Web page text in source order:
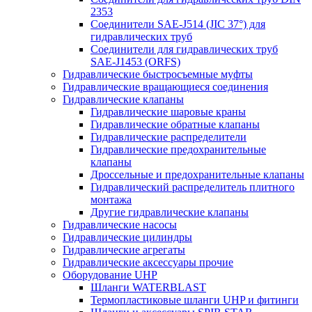
2353
Соединители SAE-J514 (JIC 37°) для
гидравлических труб
Соединители для гидравлических труб
SAE-J1453 (ORFS)
Гидравлические быстросъемные муфты
Гидравлические вращающиеся соединения
Гидравлические клапаны
Гидравлические шаровые краны
Гидравлические обратные клапаны
Гидравлические распределители
Гидравлические предохранительные
клапаны
Дроссельные и предохранительные клапаны
Гидравлический распределитель плитного
монтажа
Другие гидравлические клапаны
Гидравлические насосы
Гидравлические цилиндры
Гидравлические агрегаты
Гидравлические аксессуары прочие
Оборудование UHP
Шланги WATERBLAST
Термопластиковые шланги UHP и фитинги